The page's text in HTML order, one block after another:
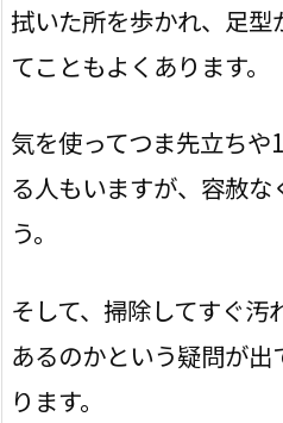
拭いた所を歩かれ、足
てこともよくあります。
気を使ってつま先立ちや
る人もいますが、容赦な
う。
そして、掃除してすぐ
あるのかという疑問が
ります。